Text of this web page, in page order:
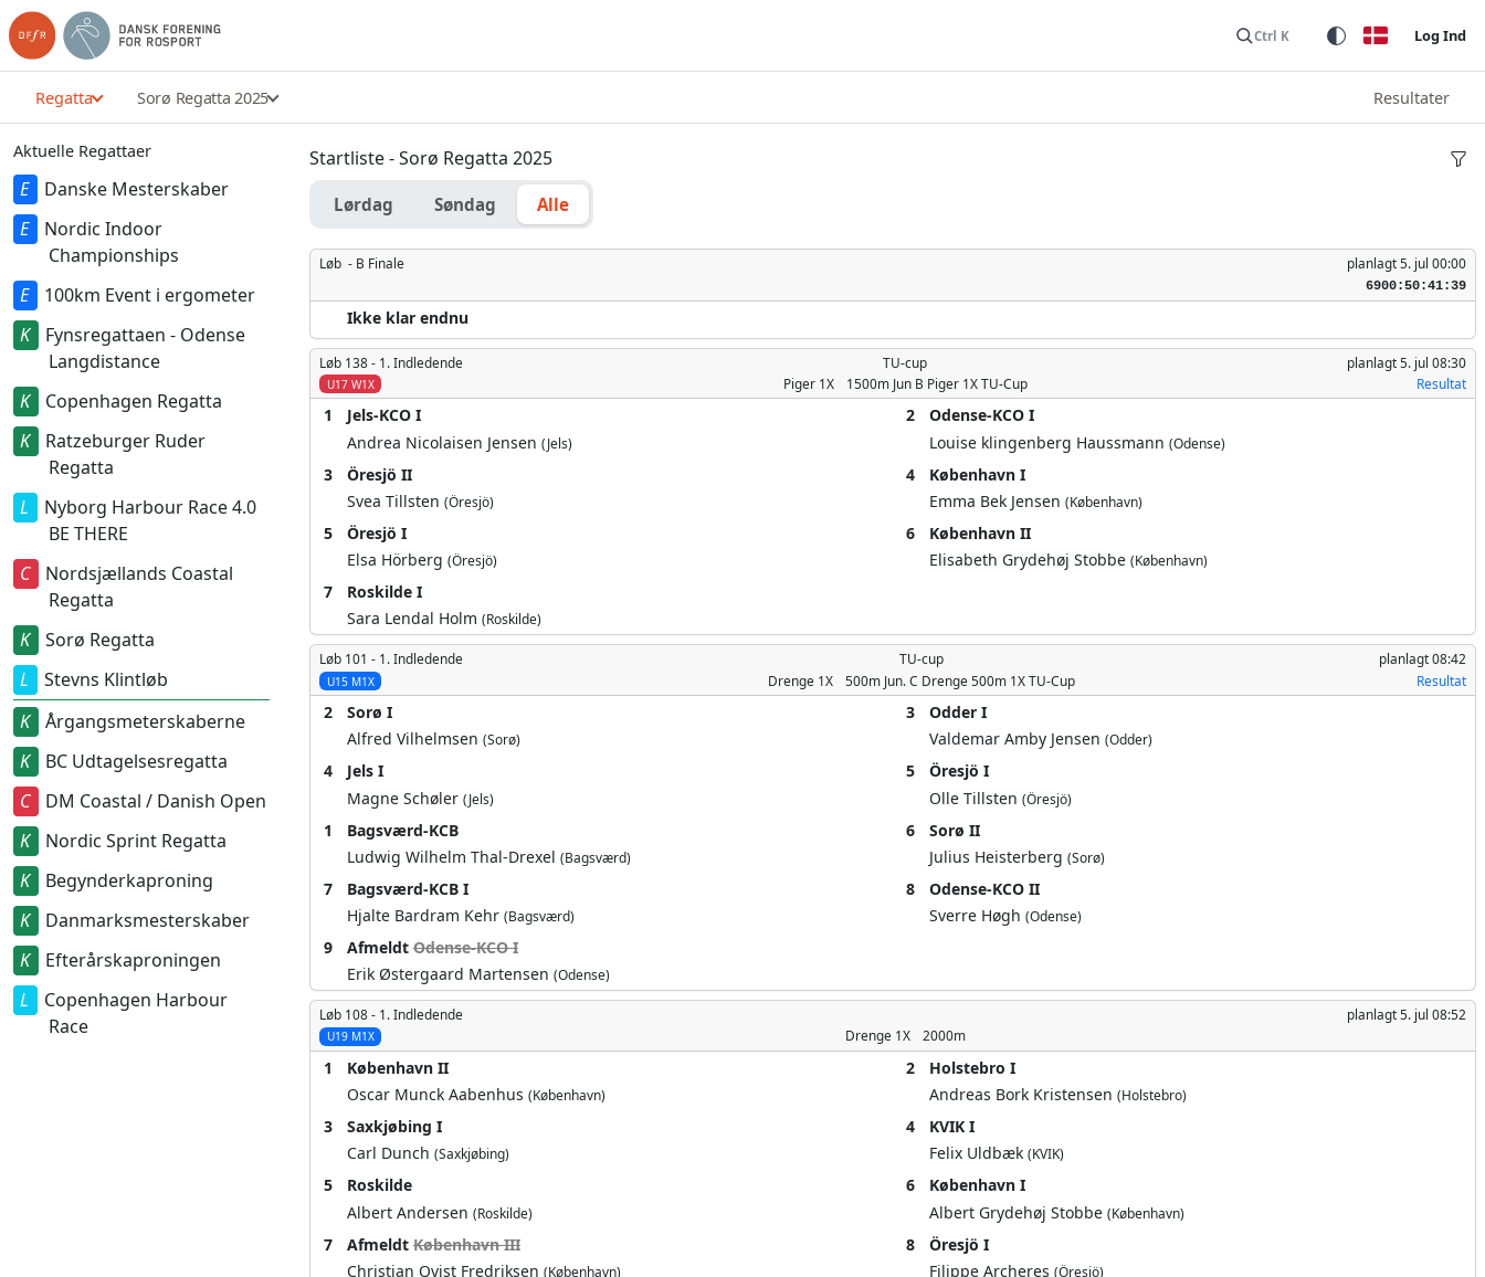
Ctrl K Log Ind
Regatta Sorø Regatta 2025 Resultater
Aktuelle Regattaer
Danske Mesterskaber
Nordic Indoor
Championships
100km Event i ergometer
Fynsregattaen - Odense
Langdistance
Copenhagen Regatta
Ratzeburger Ruder
Regatta
Nyborg Harbour Race 4.0
BE THERE
Nordsjællands Coastal
Regatta
Sorø Regatta
Stevns Klintløb
Årgangsmeterskaberne
BC Udtagelsesregatta
DM Coastal / Danish Open
Nordic Sprint Regatta
Begynderkaproning
Danmarksmesterskaber
Efterårskaproningen
Copenhagen Harbour
Race
Startliste - Sorø Regatta 2025
Lørdag Søndag Alle
Løb - B Finale planlagt5. jul 00:00
6900:50:42:29
Ikke klar endnu
Løb 138 - 1. Indledende TU-cup planlagt5. jul 08:30
U17 W1X Piger 1X 1500m Jun B Piger 1X TU-Cup Resultat
1
Jels-KCO I
Andrea Nicolaisen Jensen (Jels)
2
Odense-KCO I
Louise klingenberg Haussmann (Odense)
3
Öresjö II
Svea Tillsten (Öresjö)
4
København I
Emma Bek Jensen (København)
5
Öresjö I
Elsa Hörberg (Öresjö)
6
København II
Elisabeth Grydehøj Stobbe (København)
7
Roskilde I
Sara Lendal Holm (Roskilde)
Løb 101 - 1. Indledende TU-cup planlagt08:42
U15 M1X Drenge 1X 500m Jun. C Drenge 500m 1X TU-Cup Resultat
2
Sorø I
Alfred Vilhelmsen (Sorø)
3
Odder I
Valdemar Amby Jensen (Odder)
4
Jels I
Magne Schøler (Jels)
5
Öresjö I
Olle Tillsten (Öresjö)
1
Bagsværd-KCB
Ludwig Wilhelm Thal-Drexel (Bagsværd)
6
Sorø II
Julius Heisterberg (Sorø)
7
Bagsværd-KCB I
Hjalte Bardram Kehr (Bagsværd)
8
Odense-KCO II
Sverre Høgh (Odense)
9 AfmeldtOdense-KCO I
Erik Østergaard Martensen (Odense)
Løb 108 - 1. Indledende planlagt5. jul 08:52
U19 M1X Drenge 1X 2000m
1
København II
Oscar Munck Aabenhus (København)
2
Holstebro I
Andreas Bork Kristensen (Holstebro)
3
Saxkjøbing I
Carl Dunch (Saxkjøbing)
4
KVIK I
Felix Uldbæk (KVIK)
5
Roskilde
Albert Andersen (Roskilde)
6
København I
Albert Grydehøj Stobbe (København)
7 AfmeldtKøbenhavn III
Christian Qvist Fredriksen (København)
8
Öresjö I
Filippe Archeres (Öresjö)